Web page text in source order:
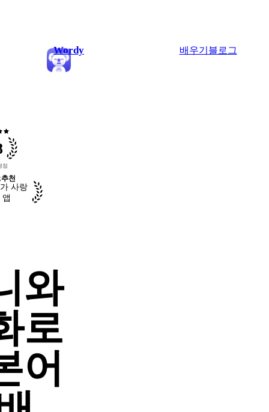
Wordy 배우기 블로그
star
점
추천
사랑
앱
와
로
어